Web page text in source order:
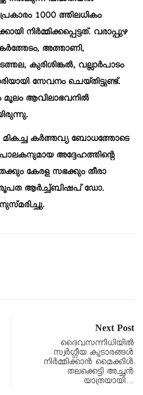
1000 ത്തിലധികം
നിർമ്മിക്കപ്പെട്ടത്. വരാപ്പുഴ
അത്താണി,
കുരിശിങ്കൽ, വല്ലാർപാടം
സേവനം ചെയ്തിട്ടുണ്ട്.
ആവിലാഭവനിൽ
മികച്ച കർത്തവ്യ ബോധത്തോടെ
അദ്ദേഹത്തിന്റെ
കേരള സഭക്കും തീരാ
ആർച്ച്ബിഷപ് ഡോ.
Next Post
ദൈവസന്നിധിയിൽ
സ്വർഗ്ഗീയ കൂടാരങ്ങൾ
നിർമ്മിക്കാൻ മൈക്കിൾ
തലക്കെട്ടി അച്ചൻ
യാത്രയായി…